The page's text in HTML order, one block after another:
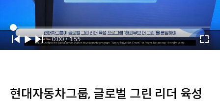
Current
Time
0:00 / Duration
1:55
현대자동차그룹, 글로벌 그린 리더 육성